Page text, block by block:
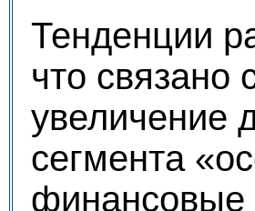
Тенденции
что
увеличение
сегмента
финансовые